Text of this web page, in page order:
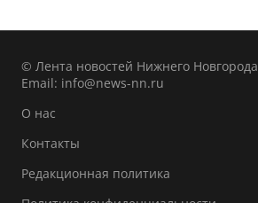
© Лента новостей Нижнего Новгорода
Email: info@news-nn.ru
О нас
Контакты
Редакционная политика